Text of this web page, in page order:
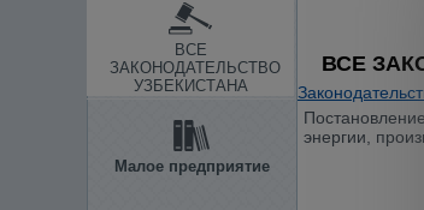
ВСЕ
ЗАКОНОДАТЕЛЬСТВО
УЗБЕКИСТАНА
Малое предприятие
ВСЕ
энергии,